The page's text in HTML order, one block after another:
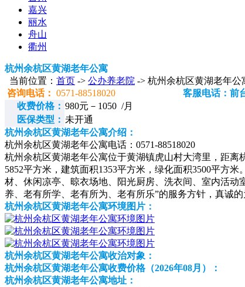
嘉兴
丽水
舟山
衢州
杭州余杭区黄湖老年公寓
当前位置： 首页 -> 公办养老院 -> 杭州余杭区黄湖老年公
咨询电话： 0571-88518020 客服电话：前
收费价格： 980元－1050 /月
医保类型： 未开通
杭州余杭区黄湖老年公寓介绍：
杭州余杭区黄湖老年公寓电话：0571-88518020
杭州余杭区黄湖老年公寓位于黄湖镇虎山村大湾里，距
5852平方米，建筑面积1353平方米，绿化面积3500平方
材、休闲凉亭、晾衣场地、阳光厨房、洗衣间、室内活
养、老有所学、老有所为、老有所乐”的服务方针，真诚
杭州余杭区黄湖老年公寓环境图片：
杭州余杭区黄湖老年公寓收治对象：
杭州余杭区黄湖老年公寓收费价格（2026年08月）：
杭州余杭区黄湖老年公寓地址：